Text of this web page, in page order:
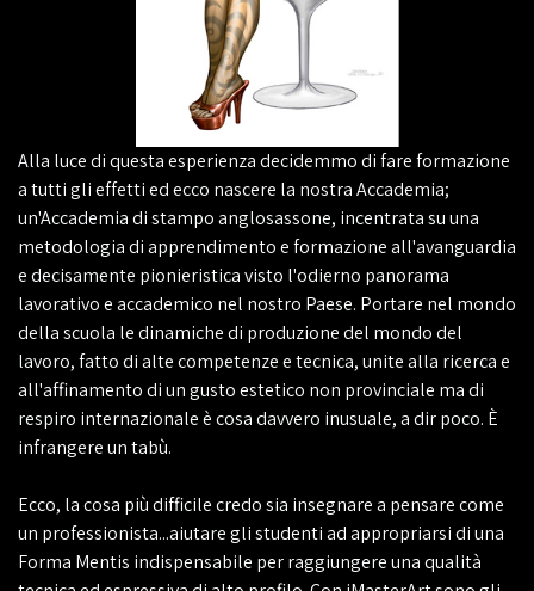
Alla luce di questa esperienza decidemmo di fare formazione
a tutti gli effetti ed ecco nascere la nostra Accademia;
un'Accademia di stampo anglosassone, incentrata su una
metodologia di apprendimento e formazione all'avanguardia
e decisamente pionieristica visto l'odierno panorama
lavorativo e accademico nel nostro Paese. Portare nel mondo
della scuola le dinamiche di produzione del mondo del
lavoro, fatto di alte competenze e tecnica, unite alla ricerca e
all'affinamento di un gusto estetico non provinciale ma di
respiro internazionale è cosa davvero inusuale, a dir poco. È
infrangere un tabù.
Ecco, la cosa più difficile credo sia insegnare a pensare come
un professionista...aiutare gli studenti ad appropriarsi di una
Forma Mentis indispensabile per raggiungere una qualità